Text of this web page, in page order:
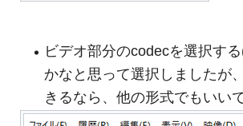
ビデオ部分のcodecを選択す
かなと思って選択しましたが
きるなら、他の形式でもいい